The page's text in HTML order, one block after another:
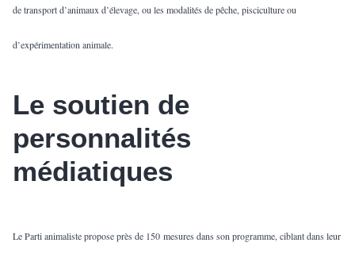
de transport d’animaux d’élevage, ou les modalités de pêche, pisciculture ou
d’expérimentation animale.
Le soutien de
personnalités
médiatiques
Le Parti animaliste propose près de 150 mesures dans son programme, ciblant dans leur